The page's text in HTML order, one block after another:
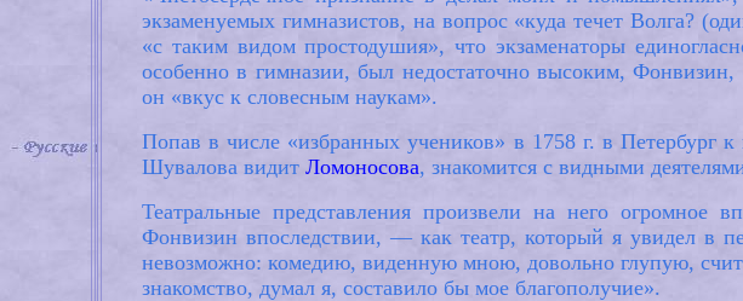
экзаменуемых гимназистов, на вопрос «куда течет Волга?
«с таким видом простодушия», что экзаменаторы
особенно в гимназии, был недостаточно высоким,
он «вкус к словесным наукам».
Попав в числе «избранных учеников» в 1758 г. в Петербург
Шувалова видит Ломоносова, знакомится с видными
Театральные представления произвели на него
Фонвизин впоследствии, — как театр, который я увидел в
невозможно: комедию, виденную мною, довольно глупую,
знакомство, думал я, составило бы мое благополучие».